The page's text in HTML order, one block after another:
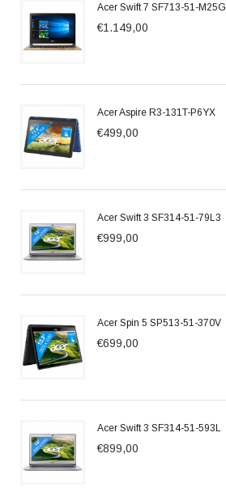
Acer Swift 7 SF713-51-M25G
€1.149,00
Acer Aspire R3-131T-P6YX
€499,00
Acer Swift 3 SF314-51-79L3
€999,00
Acer Spin 5 SP513-51-370V
€699,00
Acer Swift 3 SF314-51-593L
€899,00